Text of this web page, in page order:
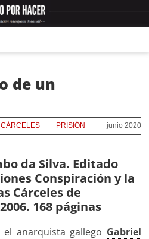
de un
junio 2020
CÁRCELES PRISIÓN
da Silva. Editado
Conspiración y la
Cárceles de
168 páginas
anarquista gallego Gabriel